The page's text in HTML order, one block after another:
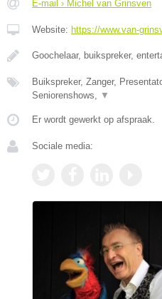
E-mail › Michel van Grinsven
Website: https://www.van-
Goochelaar, buikspreker,
Buikspreker, Zanger,
Seniorenshows, ▼
Er wordt gewerkt op afspraak.
Sociale media: